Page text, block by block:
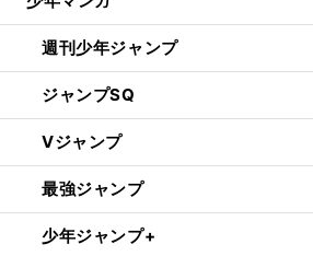
週刊少年ジャンプ
ジャンプSQ
Vジャンプ
最強ジャンプ
少年ジャンプ+